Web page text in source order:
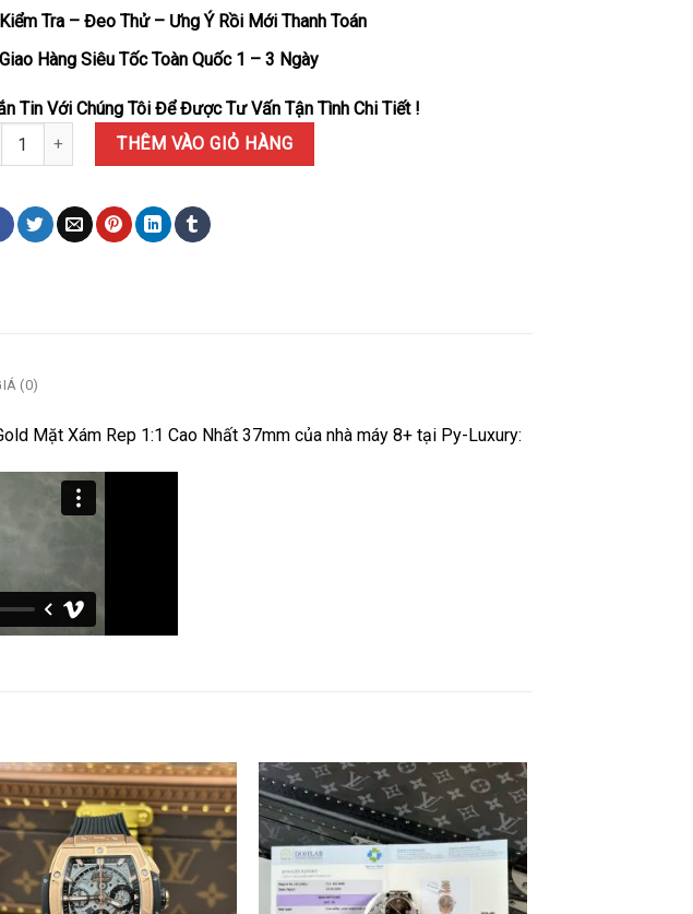
Kiểm Tra – Đeo Thử – Ưng Ý Rồi Mới Thanh Toán
Giao Hàng Siêu Tốc Toàn Quốc 1 – 3 Ngày
Tin Với Chúng Tôi Để Được Tư Vấn Tận Tình Chi Tiết !
Hồ Vacheron Constantin Historiques 222 Jumbo Demi Vàng Gold Mặt Xám Rep 1:1 8+ Factory
THÊM VÀO GIỎ HÀNG
(0)
Mặt Xám Rep 1:1 Cao Nhất 37mm của nhà máy 8+ tại Py-Luxury: